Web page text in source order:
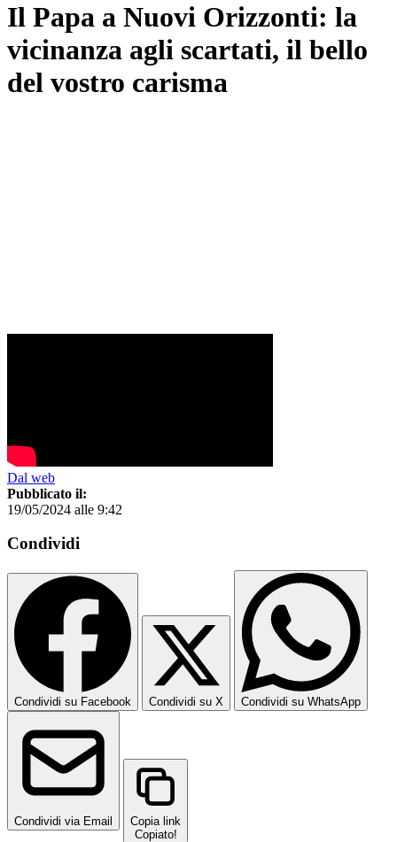
Il Papa a Nuovi Orizzonti: la
vicinanza agli scartati, il bello
del vostro carisma
Dal web
Pubblicato il:
19/05/2024 alle 9:42
Condividi
Condividi su Facebook Condividi su X Condividi su WhatsApp
Condividi via Email
Copia link
Copiato!